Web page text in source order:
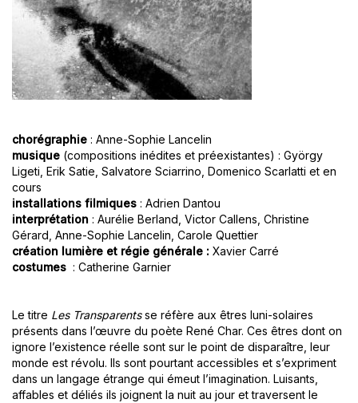
chorégraphie : Anne-Sophie Lancelin
musique (compositions inédites et préexistantes) : György
Ligeti, Erik Satie, Salvatore Sciarrino, Domenico Scarlatti et en
cours
installations filmiques : Adrien Dantou
interprétation : Aurélie Berland, Victor Callens, Christine
Gérard, Anne-Sophie Lancelin, Carole Quettier
création lumière et régie générale : Xavier Carré
costumes : Catherine Garnier
Le titre Les Transparentsse réfère aux êtres luni-solaires
présents dans l’œuvre du poète René Char. Ces êtres dont on
ignore l’existence réelle sont sur le point de disparaître, leur
monde est révolu. Ils sont pourtant accessibles et s’expriment
dans un langage étrange qui émeut l’imagination. Luisants,
affables et déliés ils joignent la nuit au jour et traversent le